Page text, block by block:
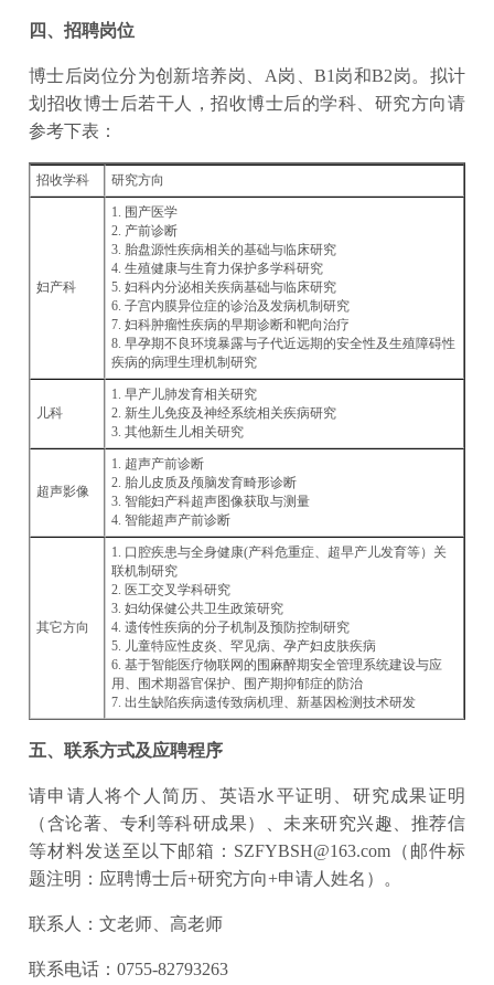
四、招聘岗位
博士后岗位分为创新培养岗、A岗、B1岗和B2岗。拟计
划招收博士后若干人，招收博士后的学科、研究方向请
参考下表：
招收学科 研究方向
妇产科
1. 围产医学
2. 产前诊断
3. 胎盘源性疾病相关的基础与临床研究
4. 生殖健康与生育力保护多学科研究
5. 妇科内分泌相关疾病基础与临床研究
6. 子宫内膜异位症的诊治及发病机制研究
7. 妇科肿瘤性疾病的早期诊断和靶向治疗
8. 早孕期不良环境暴露与子代近远期的安全性及生殖障碍性
疾病的病理生理机制研究
儿科
1. 早产儿肺发育相关研究
2. 新生儿免疫及神经系统相关疾病研究
3. 其他新生儿相关研究
超声影像
1. 超声产前诊断
2. 胎儿皮质及颅脑发育畸形诊断
3. 智能妇产科超声图像获取与测量
4. 智能超声产前诊断
其它方向
1. 口腔疾患与全身健康(产科危重症、超早产儿发育等）关
联机制研究
2. 医工交叉学科研究
3. 妇幼保健公共卫生政策研究
4. 遗传性疾病的分子机制及预防控制研究
5. 儿童特应性皮炎、罕见病、孕产妇皮肤疾病
6. 基于智能医疗物联网的围麻醉期安全管理系统建设与应
用、围术期器官保护、围产期抑郁症的防治
7. 出生缺陷疾病遗传致病机理、新基因检测技术研发
五、联系方式及应聘程序
请申请人将个人简历、英语水平证明、研究成果证明
（含论著、专利等科研成果）、未来研究兴趣、推荐信
等材料发送至以下邮箱：SZFYBSH@163.com（邮件标
题注明：应聘博士后+研究方向+申请人姓名）。
联系人：文老师、高老师
联系电话：0755-82793263